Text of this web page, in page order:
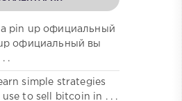
pin up официальный
официальный вы
.
simple strategies
use to sell bitcoin in . . .